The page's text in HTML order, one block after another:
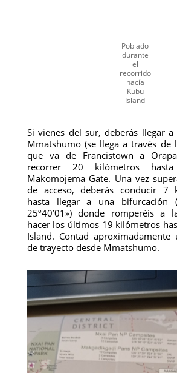
Poblado
durante
el
recorrido
hacía
Kubu
Island
Si vienes del sur, deberás llegar
Mmatshumo (se llega a través de
que va de Francistown a
recorrer 20 kilómetros
Makomojema Gate. Una vez
de acceso, deberás conducir 7
hasta llegar a una bifurcación
25º40’01») donde romperéis a
hacer los últimos 19 kilómetros
Island. Contad aproximadamente
de trayecto desde Mmatshumo.